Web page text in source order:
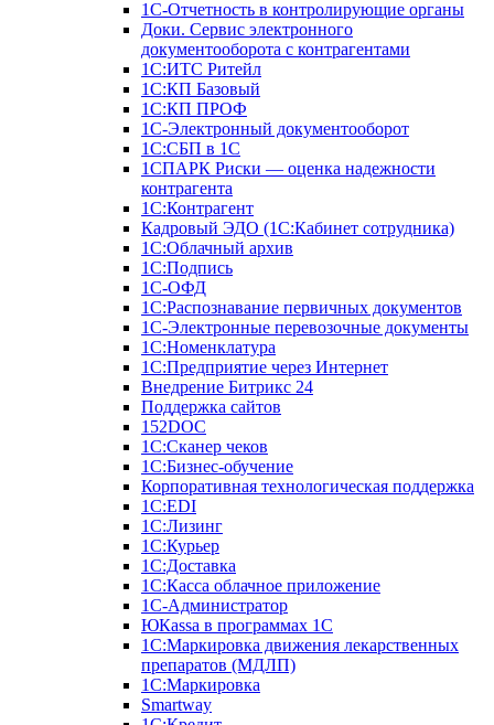
1С-Отчетность в контролирующие органы
Доки. Сервис электронного
документооборота с контрагентами
1С:ИТС Ритейл
1С:КП Базовый
1С:КП ПРОФ
1С-Электронный документооборот
1С:СБП в 1С
1СПАРК Риски — оценка надежности
контрагента
1С:Контрагент
Кадровый ЭДО (1С:Кабинет сотрудника)
1С:Облачный архив
1С:Подпись
1С-ОФД
1С:Распознавание первичных документов
1С-Электронные перевозочные документы
1С:Номенклатура
1С:Предприятие через Интернет
Внедрение Битрикс 24
Поддержка сайтов
152DOC
1С:Сканер чеков
1С:Бизнес-обучение
Корпоративная технологическая поддержка
1С:ЕDI
1С:Лизинг
1С:Курьер
1С:Доставка
1С:Касса облачное приложение
1С-Администратор
ЮКаssа в программах 1С
1С:Маркировка движения лекарственных
препаратов (МДЛП)
1С:Маркировка
Smartway